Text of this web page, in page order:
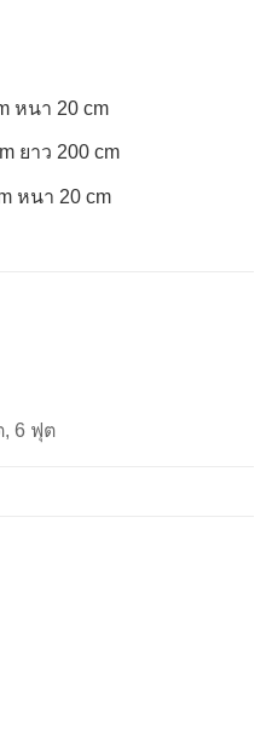
หนา 20 cm
ยาว 200 cm
หนา 20 cm
, 6 ฟุต